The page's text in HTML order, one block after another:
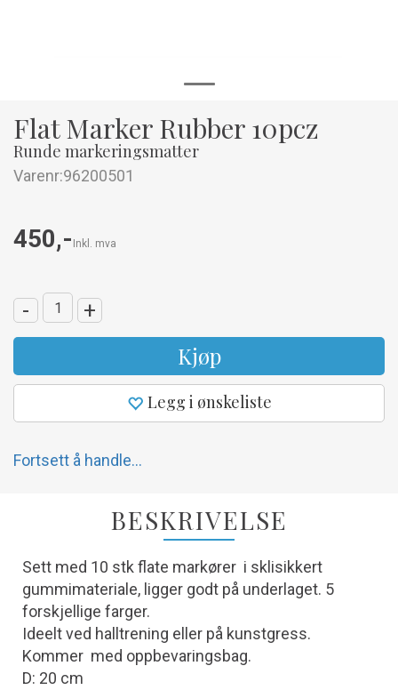
Flat Marker Rubber 10pcz
Runde markeringsmatter
Varenr:96200501
450,- Inkl. mva
- +
Kjøp
Legg i ønskeliste
Fortsett å handle...
BESKRIVELSE
Sett med 10 stk flate markører i sklisikkert
gummimateriale, ligger godt på underlaget. 5
forskjellige farger.
Ideelt ved halltrening eller på kunstgress.
Kommer med oppbevaringsbag.
D: 20 cm